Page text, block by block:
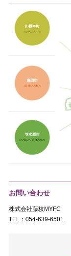
お問い合わせ
株式会社藤枝MYFC
TEL：054-639-6501